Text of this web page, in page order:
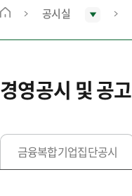
보
메
으
로
동
공시실
경영공시 및 공고
금융복합기업집단공시